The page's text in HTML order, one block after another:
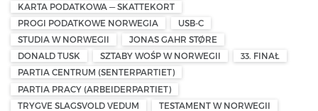
KARTA PODATKOWA — SKATTEKORT
PROGI PODATKOWE NORWEGIA
USB-C
STUDIA W NORWEGII
JONAS GAHR STØRE
DONALD TUSK
SZTABY WOŚP W NORWEGII
33. FINAŁ
PARTIA CENTRUM (SENTERPARTIET)
PARTIA PRACY (ARBEIDERPARTIET)
TRYGVE SLAGSVOLD VEDUM
TESTAMENT W NORWEGII